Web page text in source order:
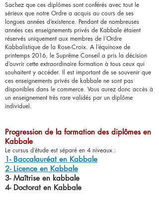
Sachez que ces diplômes sont conférés avec tout le
sérieux que notre Ordre a acquis au cours de ses
longues années d’existence. Pendant de nombreuses
années ces enseignements privés de Kabbale étaient
réservés uniquement aux membres de l’Ordre
Kabbalistique de la Rose-Croix. A l’équinoxe de
printemps 2016, le Suprême Conseil a pris la décision
d’ouvrir cette extraordinaire formation à tous ceux qui
souhaitent y accéder. Il est important de se souvenir que
ces enseignements privés de kabbale ne sont pas
disponibles dans le commerce. Vous aurez donc accès à
un enseignement très rare validés par un diplôme
individuel.
Progression de la formation des diplômes en
Kabbale
Le cursus d’étude est séparé en 4 niveaux :
1- Baccalauréat en Kabbale
2- Licence en Kabbale
3- Maîtrise en kabbale
4- Doctorat en Kabbale